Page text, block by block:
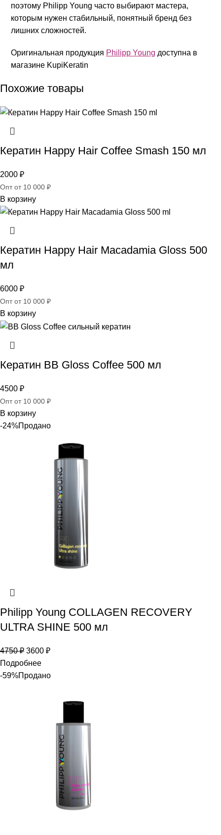
поэтому Philipp Young часто выбирают мастера,
которым нужен стабильный, понятный бренд без
лишних сложностей.
Оригинальная продукция Philipp Young доступна в
магазине KupiKeratin
Похожие товары
Кератин Happy Hair Coffee Smash 150 мл
2000 ₽
Опт от 10 000 ₽
В корзину
Кератин Happy Hair Macadamia Gloss 500
мл
6000 ₽
Опт от 10 000 ₽
В корзину
Кератин BB Gloss Coffee 500 мл
4500 ₽
Опт от 10 000 ₽
В корзину
-24%Продано
Philipp Young COLLAGEN RECOVERY
ULTRA SHINE 500 мл
4750₽ 3600 ₽
Подробнее
-59%Продано